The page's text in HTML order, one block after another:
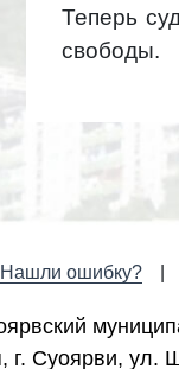
Теперь
свободы.
Нашли ошибку?
г. Cуоярви,